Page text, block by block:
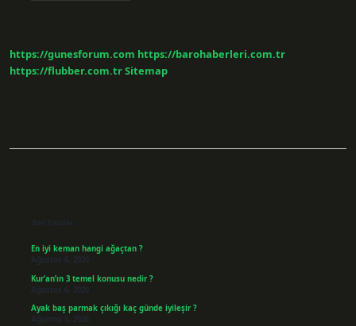
https://gunesforum.com https://barohaberleri.com.tr
https://flubber.com.trSitemap
Son Yazılar
En iyi keman hangi ağaçtan ?
Ağustos 6, 2026
Kur’an’ın 3 temel konusu nedir ?
Ağustos 6, 2026
Ayak baş parmak çıkığı kaç günde iyileşir ?
Ağustos 5, 2026